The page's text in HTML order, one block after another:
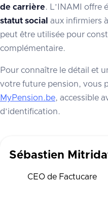
de carrière. L’INAMI offre
statut social aux infirmiers
peut être utilisée pour
complémentaire.
Pour connaître le détail et
votre future pension, vous
MyPension.be, accessible
d’identification.
Sébastien
CEO de Factucare